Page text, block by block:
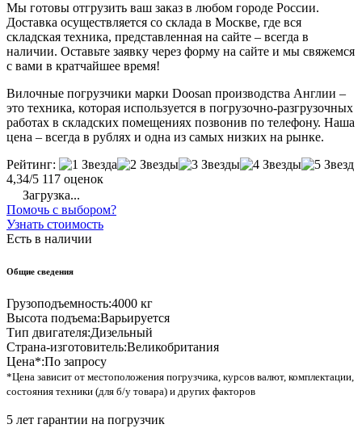
Мы готовы отгрузить ваш заказ в любом городе России.
Доставка осуществляется со склада в Москве, где вся
складская техника, представленная на сайте – всегда в
наличии. Оставьте заявку через форму на сайте и мы свяжемся
с вами в кратчайшее время!
Вилочные погрузчики марки Doosan производства Англии –
это техника, которая используется в погрузочно-разгрузочных
работах в складских помещениях позвонив по телефону. Наша
цена – всегда в рублях и одна из самых низких на рынке.
Рейтинг:
4,34/5 117 оценок
Загрузка...
Помочь с выбором?
Узнать стоимость
Есть в наличии
Общие сведения
Грузоподъемность:4000 кг
Высота подъема:Варьируется
Тип двигателя:Дизельный
Страна-изготовитель:Великобритания
Цена*:По запросу
*Цена зависит от местоположения погрузчика, курсов валют, комплектации,
состояния техники (для б/у товара) и других факторов
5 лет гарантии на погрузчик